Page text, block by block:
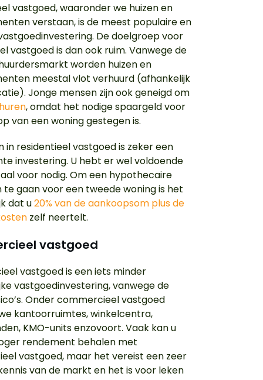
vastgoed, waaronder we huizen en
verstaan, is de meest populaire en
De doelgroep voor
vastgoed is dan ook ruim. Vanwege de
worden huizen en
meestal vlot verhuurd (afhankelijk
Jonge mensen zijn ook geneigd om
, omdat het nodige spaargeld voor
van een woning gestegen is.
in residentieel vastgoed is zeker een
investering. U hebt er wel voldoende
voor nodig. Om een hypothecaire
te gaan voor een tweede woning is het
dat u20% van de aankoopsom plus de
zelf neertelt.
vastgoed
vastgoed is een iets minder
vastgoedinvestering, vanwege de
Onder commercieel vastgoed
kantoorruimtes, winkelcentra,
KMO-units enzovoort. Vaak kan u
rendement behalen met
vastgoed, maar het vereist een zeer
van de markt en het is voor leken